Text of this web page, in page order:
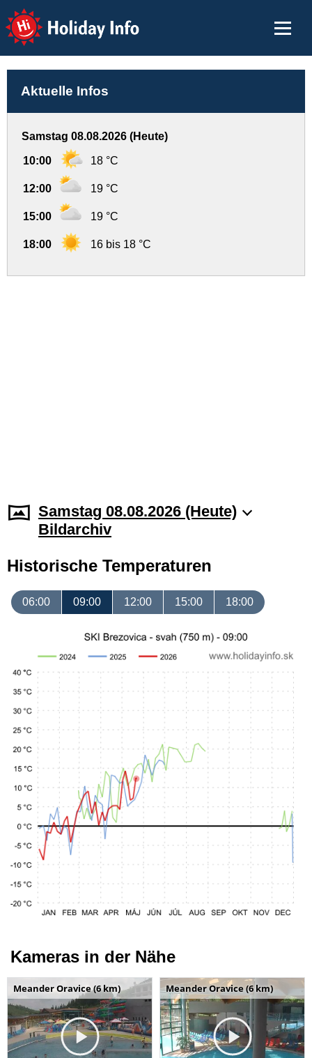
Holiday Info
Aktuelle Infos
Samstag 08.08.2026 (Heute)
10:00 18 °C
12:00 19 °C
15:00 19 °C
18:00 16 bis 18 °C
Samstag 08.08.2026 (Heute)
Bildarchiv
Historische Temperaturen
06:00 09:00 12:00 15:00 18:00
Kameras in der Nähe
Meander Oravice (6 km) Meander Oravice (6 km)